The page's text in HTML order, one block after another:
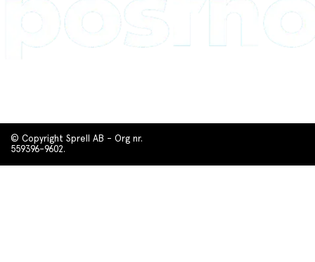
© Copyright Sprell AB - Org nr.
559396-9602.